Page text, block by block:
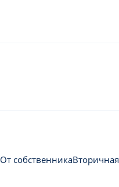
От собственникаВторичная